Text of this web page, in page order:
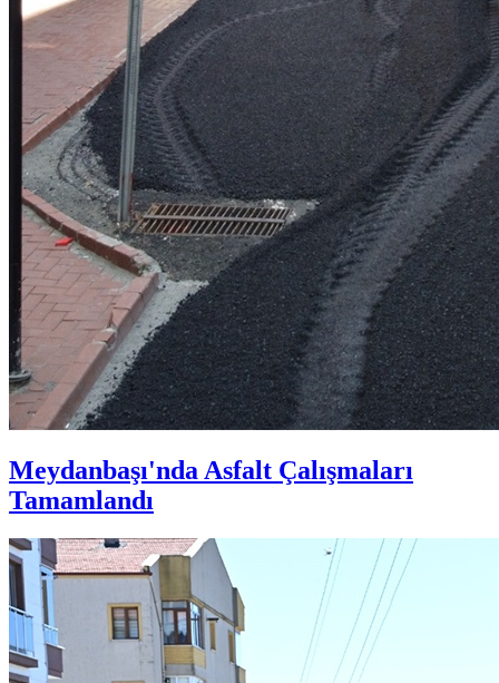
Meydanbaşı'nda Asfalt Çalışmaları
Tamamlandı